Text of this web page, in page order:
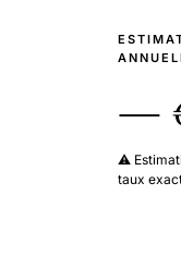
—
⚠️
taux